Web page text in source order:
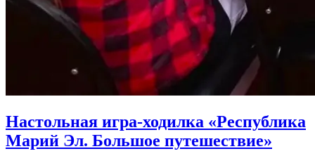
Настольная игра-ходилка «Республика
Марий Эл. Большое путешествие»